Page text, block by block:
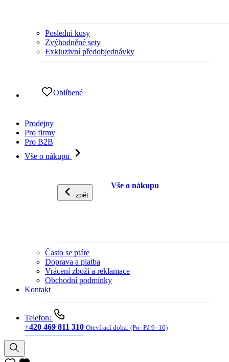
Poslední kusy
Zvýhodněné sety
Exkluzivní předobjednávky
Oblíbené
Prodejny
Pro firmy
Pro B2B
Vše o nákupu
zpět
Vše o nákupu
Často se ptáte
Doprava a platba
Vrácení zboží a reklamace
Obchodní podmínky
Kontakt
Telefon:
+420 469 811 310 Otevírací doba: (Po–Pá 9–16)